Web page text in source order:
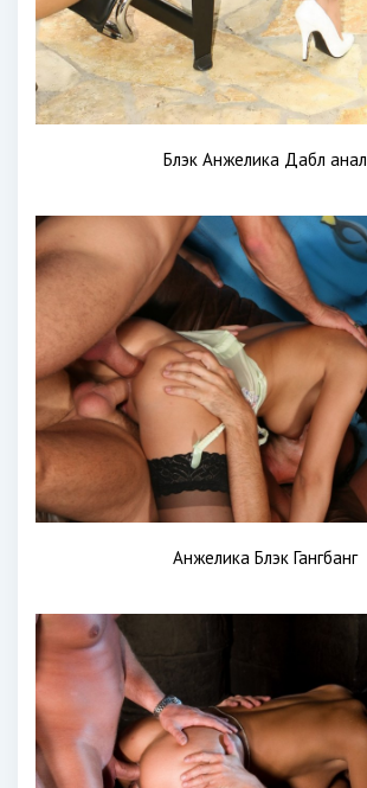
Блэк Анжелика Дабл анал
Анжелика Блэк Гангбанг